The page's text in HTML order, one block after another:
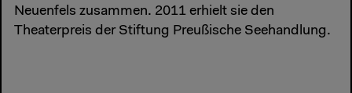
Neuenfels zusammen. 2011 erhielt sie den
Theaterpreis der Stiftung Preußische Seehandlung.